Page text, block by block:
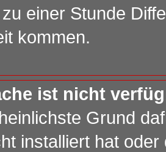
einer Stunde
kommen.
ist nicht
Grund
installiert hat